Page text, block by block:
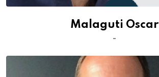
Malaguti Oscar
-